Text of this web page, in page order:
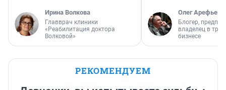
Ирина Волкова
Главврач клиники
«Реабилитация доктора
Волковой»
Олег Арефьев
Блогер,
владелец в
бизнесе
РЕКОМЕНДУЕМ